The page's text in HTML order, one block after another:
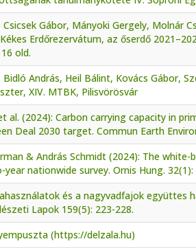
Gábor, Mányoki Gergely, Molnár
Erdőrezervátum, az őserdő
old.
András, Heil Bálint, Kovács Gábor,
XIV. MTBK, Pilisvörösvár
al. (2024): Carbon carrying capacity in
Deal 2030 target. Commun Earth
& András Schmidt (2024): The
nationwide survey. Ornis Hung. 32(1):
és a nagyvadfajok együttes
Lapok 159(5): 223-228.
(https://delzala.hu)